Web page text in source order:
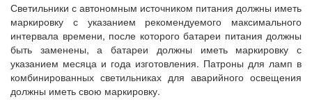
Светильники с автономным источником питания должны иметь
маркировку с указанием рекомендуемого максимального
интервала времени, после которого батареи питания должны
быть заменены, а батареи должны иметь маркировку с
указанием месяца и года изготовления. Патроны для ламп в
комбинированных светильниках для аварийного освещения
должны иметь свою маркировку.